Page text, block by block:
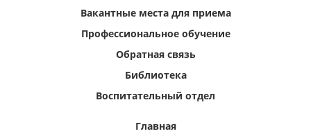
Вакантные места для приема
Профессиональное обучение
Обратная связь
Библиотека
Воспитательный отдел
Главная